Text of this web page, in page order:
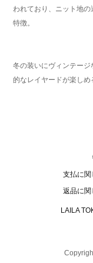
われており、ニット地
特徴。
冬の装いにヴィンテー
的なレイヤードが楽しめ
支払に関
返品に関
LAILA